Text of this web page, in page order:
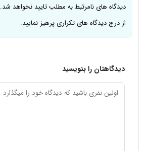
دیدگاه های نامرتبط به مطلب تایید نخواهد شد.
از درج دیدگاه های تکراری پرهیز نمایید.
دیدگاهتان را بنویسید